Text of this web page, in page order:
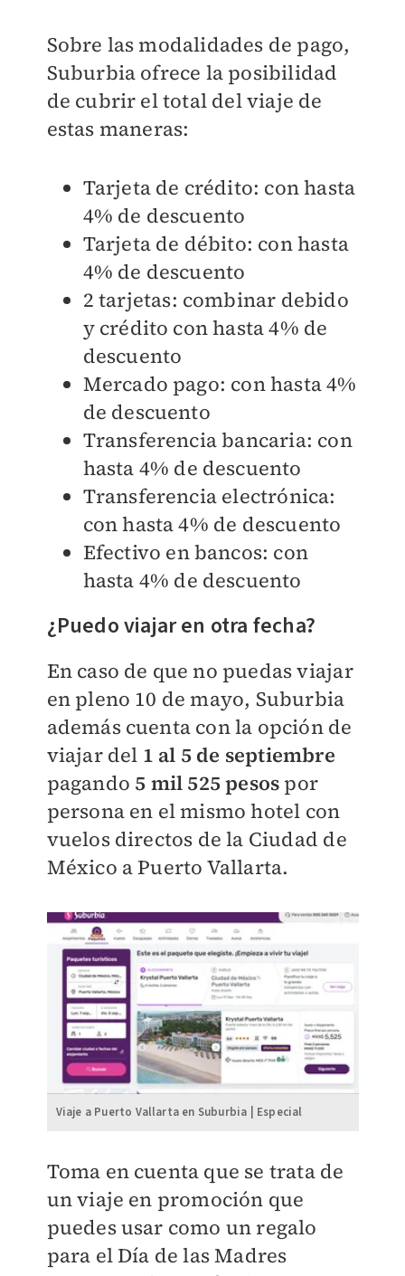
Sobre las modalidades de pago,
Suburbia ofrece la posibilidad
de cubrir el total del viaje de
estas maneras:
Tarjeta de crédito: con hasta
4% de descuento
Tarjeta de débito: con hasta
4% de descuento
2 tarjetas: combinar debido
y crédito con hasta 4% de
descuento
Mercado pago: con hasta 4%
de descuento
Transferencia bancaria: con
hasta 4% de descuento
Transferencia electrónica:
con hasta 4% de descuento
Efectivo en bancos: con
hasta 4% de descuento
¿Puedo viajar en otra fecha?
En caso de que no puedas viajar
en pleno 10 de mayo, Suburbia
además cuenta con la opción de
viajar del 1 al 5 de septiembre
pagando 5 mil 525 pesos por
persona en el mismo hotel con
vuelos directos de la Ciudad de
México a Puerto Vallarta.
Viaje a Puerto Vallarta en Suburbia | Especial
Toma en cuenta que se trata de
un viaje en promoción que
puedes usar como un regalo
para el Día de las Madres